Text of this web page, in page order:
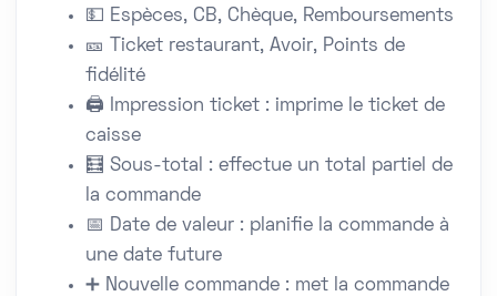
💵 Espèces, CB, Chèque, Remboursements
🎫 Ticket restaurant, Avoir, Points de
fidélité
🖨️ Impression ticket : imprime le ticket de
caisse
🧮 Sous-total : effectue un total partiel de
la commande
📅 Date de valeur : planifie la commande à
une date future
➕ Nouvelle commande : met la commande